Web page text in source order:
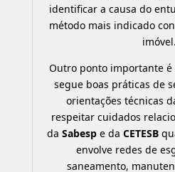
identificar a causa do
método mais indicado
imóvel.
Outro ponto importante é
segue boas práticas de
orientações técnicas
respeitar cuidados
daSabesp e daCETESB
envolve redes de
saneamento,